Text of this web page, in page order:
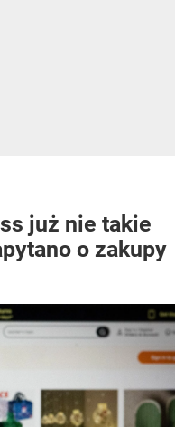
już nie takie
o zakupy